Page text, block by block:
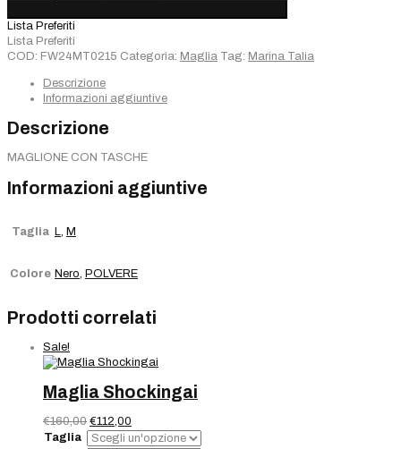
Marina
Talia
quantità
Lista Preferiti
Lista Preferiti
COD: FW24MT0215 Categoria: Maglia Tag: Marina Talia
Descrizione
Informazioni aggiuntive
Descrizione
MAGLIONE CON TASCHE
Informazioni aggiuntive
Taglia L M
Colore Nero POLVERE
Prodotti correlati
Sale!
Maglia Shockingai
€160,00 Il
prezzo
€112,00
prezzo
Taglia